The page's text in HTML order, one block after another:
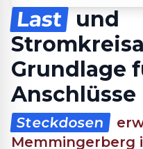
Last
und
Grundlage
Anschlüsse
Steckdosen
Memmingerberg